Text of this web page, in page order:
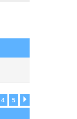
4 5